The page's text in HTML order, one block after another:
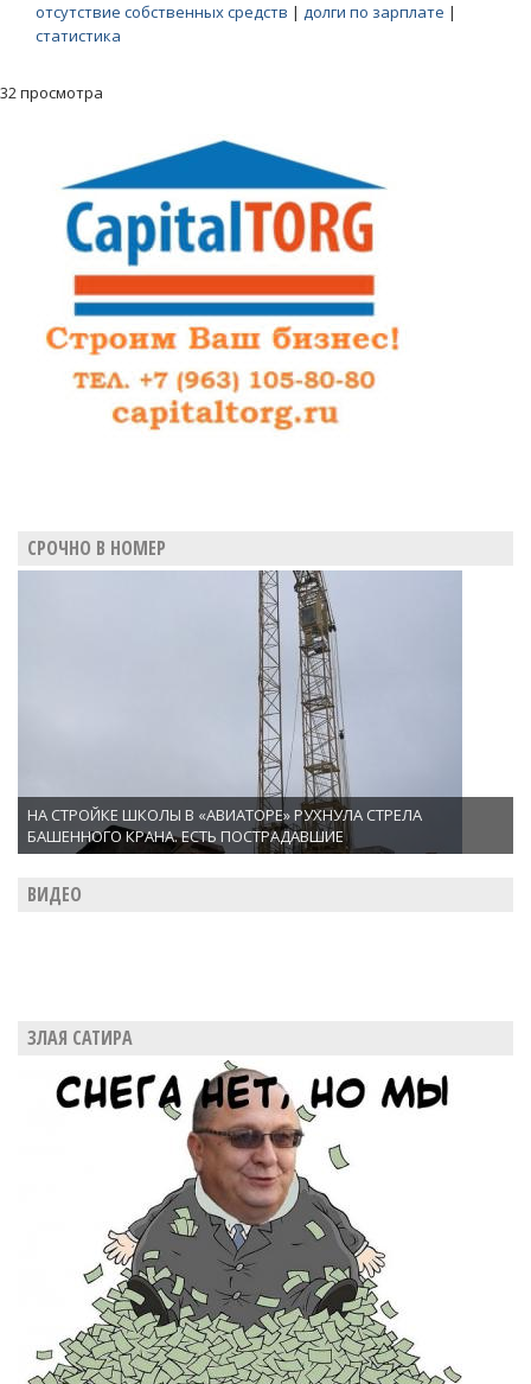
отсутствие собственных средств | долги по зарплате |
статистика
32 просмотра
СРОЧНО В НОМЕР
НА СТРОЙКЕ ШКОЛЫ В «АВИАТОРЕ» РУХНУЛА СТРЕЛА
БАШЕННОГО КРАНА. ЕСТЬ ПОСТРАДАВШИЕ
ВИДЕО
ЗЛАЯ САТИРА